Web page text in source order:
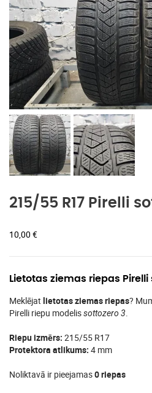
215/55 R17 Pirelli
10,00 €
Lietotas ziemas riepas Pirelli
Meklējat lietotas ziemas riepas?
Pirelli riepu modelissottozero 3.
Riepu izmērs: 215/55 R17
Protektora atlikums: 4 mm
Noliktavā ir pieejamas0 riepas